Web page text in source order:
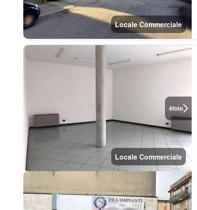
Locale Commerciale
4foto
Locale Commerciale